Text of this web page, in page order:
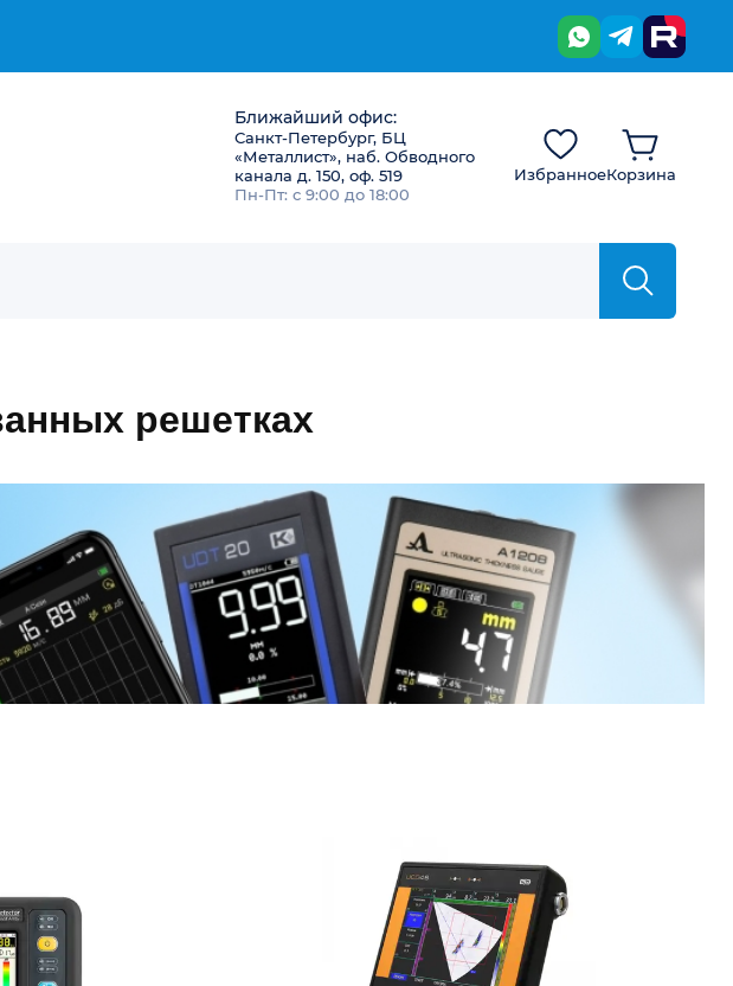
Ближайший офис:
Санкт-Петербург, БЦ
«Металлист», наб. Обводного
канала д. 150, оф. 519
Пн-Пт: с 9:00 до 18:00
ИзбранноеКорзина
решетках